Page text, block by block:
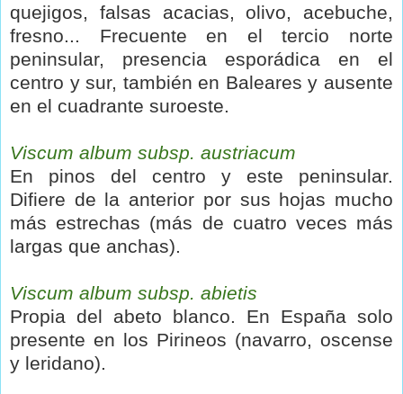
quejigos, falsas acacias, olivo, acebuche,
fresno... Frecuente en el tercio norte
peninsular, presencia esporádica en el
centro y sur, también en Baleares y ausente
en el cuadrante suroeste.
Viscum album subsp. austriacum
En pinos del centro y este peninsular.
Difiere de la anterior por sus hojas mucho
más estrechas (más de cuatro veces más
largas que anchas).
Viscum album subsp. abietis
Propia del abeto blanco. En España solo
presente en los Pirineos (navarro, oscense
y leridano).